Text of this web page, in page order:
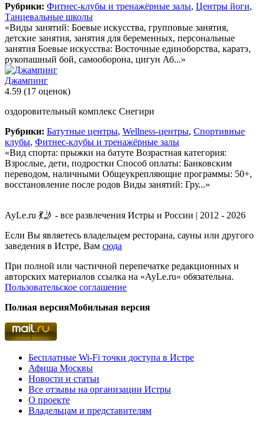
Рубрики: Фитнес-клубы и тренажёрные залы, Центры йоги,
Танцевальные школы
«Виды занятий: Боевые искусства, групповые занятия,
детские занятия, занятия для беременных, персональные
занятия Боевые искусства: Восточные единоборства, каратэ,
рукопашный бой, самооборона, цигун Аб...»
Джампинг
4.59 (17 оценок)
оздоровительный комплекс Снегири
Рубрики: Батутные центры, Wellness-центры, Спортивные
клубы, Фитнес-клубы и тренажёрные залы
«Вид спорта: прыжки на батуте Возрастная категория:
Взрослые, дети, подростки Способ оплаты: Банковским
переводом, наличными Общеукрепляющие программы: 50+,
восстановление после родов Виды занятий: Гру...»
AyLe.ru 💃🤳 - все развлечения Истры и России | 2012 - 2026
Если Вы являетесь владельцем ресторана, сауны или другого
заведения в Истре, Вам сюда
При полной или частичной перепечатке редакционных и
авторских материалов ссылка на «AyLe.ru» обязательна.
Пользовательское соглашение
Полная версияМобильная версия
Бесплатные Wi-Fi точки доступа в Истре
Афиша Москвы
Новости и статьи
Все отзывы на организации Истры
О проекте
Владельцам и представителям